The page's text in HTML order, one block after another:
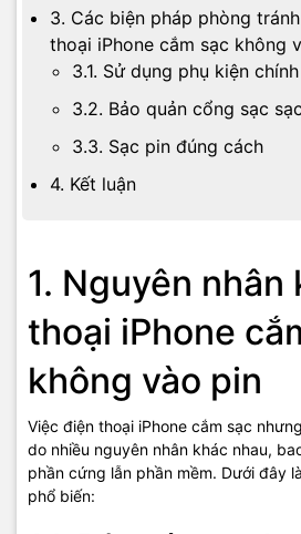
3. Các biện pháp phòng
thoại iPhone cắm sạc không
3.1. Sử dụng phụ kiện
3.2. Bảo quản cổng sạc
3.3. Sạc pin đúng cách
4. Kết luận
1. Nguyên nhân
thoại iPhone
không vào pin
Việc điện thoại iPhone cắm sạc
do nhiều nguyên nhân khác nhau,
phần cứng lẫn phần mềm. Dưới đây
phổ biến: